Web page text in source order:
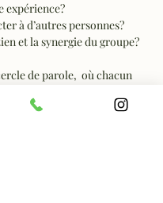
expérience?
à d’autres personnes?
et la synergie du groupe?
de parole,  où chacun
que son être.